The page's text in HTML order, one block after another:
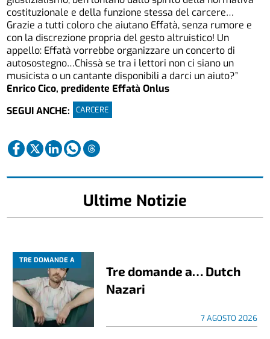
costituzionale e della funzione stessa del carcere…
Grazie a tutti coloro che aiutano Effatà, senza rumore e
con la discrezione propria del gesto altruistico! Un
appello: Effatà vorrebbe organizzare un concerto di
autosostegno…Chissà se tra i lettori non ci siano un
musicista o un cantante disponibili a darci un aiuto?”
Enrico Cico, predidente Effatà Onlus
SEGUI ANCHE:
CARCERE
Ultime Notizie
TRE DOMANDE A
Tre domande a… Dutch
Nazari
7 AGOSTO 2026